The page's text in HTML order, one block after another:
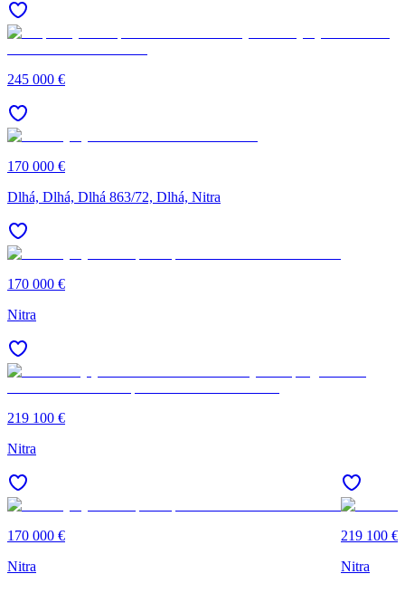
245 000 €
170 000 €
Dlhá, Dlhá, Dlhá 863/72, Dlhá, Nitra
170 000 €
Nitra
219 100 €
Nitra
170 000 €
Nitra
219 100 €
Nitra